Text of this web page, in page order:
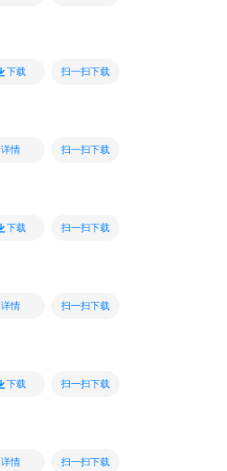
下载 扫一扫下载
详情 扫一扫下载
下载 扫一扫下载
详情 扫一扫下载
下载 扫一扫下载
详情 扫一扫下载